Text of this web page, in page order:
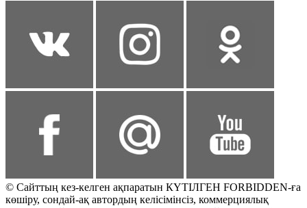
© Сайттың кез-келген ақпаратын КҮТІЛГЕН FORBIDDEN-ға
көшіру, сондай-ақ автордың келісімінсіз, коммерциялық